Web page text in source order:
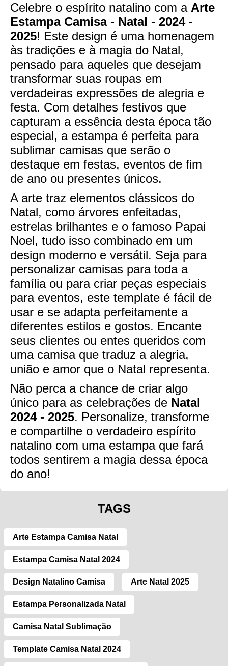
Celebre o espírito natalino com a Arte
Estampa Camisa - Natal - 2024 -
2025! Este design é uma homenagem
às tradições e à magia do Natal,
pensado para aqueles que desejam
transformar suas roupas em
verdadeiras expressões de alegria e
festa. Com detalhes festivos que
capturam a essência desta época tão
especial, a estampa é perfeita para
sublimar camisas que serão o
destaque em festas, eventos de fim
de ano ou presentes únicos.
A arte traz elementos clássicos do
Natal, como árvores enfeitadas,
estrelas brilhantes e o famoso Papai
Noel, tudo isso combinado em um
design moderno e versátil. Seja para
personalizar camisas para toda a
família ou para criar peças especiais
para eventos, este template é fácil de
usar e se adapta perfeitamente a
diferentes estilos e gostos. Encante
seus clientes ou entes queridos com
uma camisa que traduz a alegria,
união e amor que o Natal representa.
Não perca a chance de criar algo
único para as celebrações de Natal
2024 - 2025. Personalize, transforme
e compartilhe o verdadeiro espírito
natalino com uma estampa que fará
todos sentirem a magia dessa época
do ano!
TAGS
Arte Estampa Camisa Natal
Estampa Camisa Natal 2024
Design Natalino Camisa Arte Natal 2025
Estampa Personalizada Natal
Camisa Natal Sublimação
Template Camisa Natal 2024